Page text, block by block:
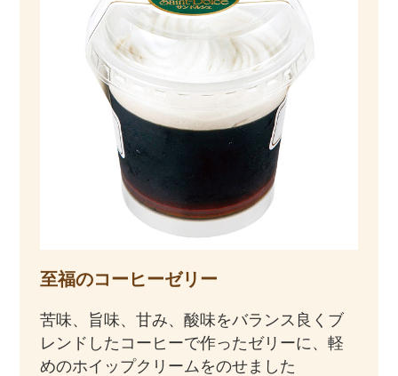
至福のコーヒーゼリー
苦味、旨味、甘み、酸味をバランス良くブ
レンドしたコーヒーで作ったゼリーに、軽
めのホイップクリームをのせました